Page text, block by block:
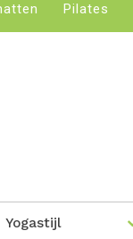
Pilates
Yogastijl